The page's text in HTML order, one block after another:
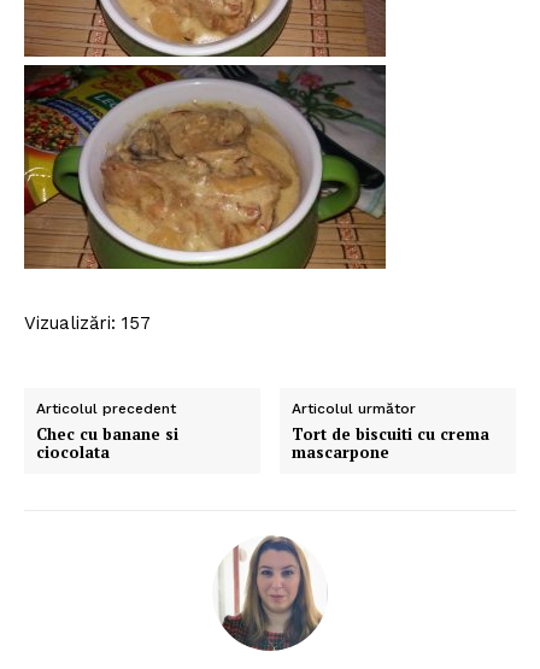
Vizualizări: 157
Articolul precedent
Chec cu banane si
ciocolata
Articolul următor
Tort de biscuiti cu crema
mascarpone